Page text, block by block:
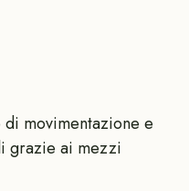
movimentazione e
grazie ai mezzi